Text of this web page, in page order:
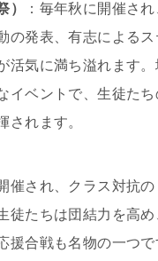
）
：毎年秋に開催さ
の発表、有志による
活気に満ち溢れます
イベントで、生徒た
されます。
催され、クラス対抗
徒たちは団結力を高め
援合戦も名物の一つで